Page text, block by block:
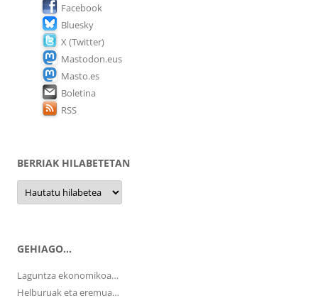
Facebook
Bluesky
X (Twitter)
Mastodon.eus
Masto.es
Boletina
RSS
BERRIAK HILABETETAN
Berriak
hilabetetan
GEHIAGO…
Laguntza ekonomikoa…
Helburuak eta eremua…